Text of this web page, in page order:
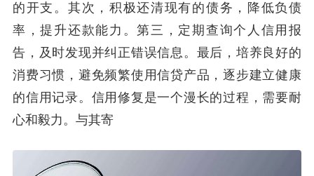
的开支。其次，积极还清现有的债务，降低负债
率，提升还款能力。第三，定期查询个人信用报
告，及时发现并纠正错误信息。最后，培养良好的
消费习惯，避免频繁使用信贷产品，逐步建立健康
的信用记录。信用修复是一个漫长的过程，需要耐
心和毅力。与其寄